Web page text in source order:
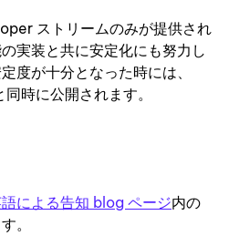
ストリームのみが提供され
実装と共に安定化にも努力し
度が十分となった時には、
時に公開されます。
による告知 blog ページ内の
。